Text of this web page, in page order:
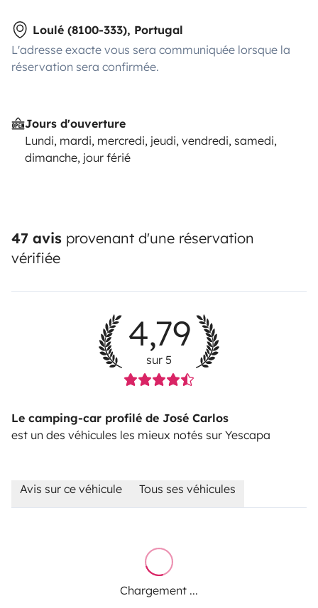
Loulé (8100-333), Portugal
L'adresse exacte vous sera communiquée lorsque la
réservation sera confirmée.
Jours d'ouverture
Lundi, mardi, mercredi, jeudi, vendredi, samedi,
dimanche, jour férié
47 avis provenant d'une réservation
vérifiée
4,79
sur 5
Le camping-car profilé de José Carlos
est un des véhicules les mieux notés sur Yescapa
Avis sur ce véhicule Tous ses véhicules
Chargement ...